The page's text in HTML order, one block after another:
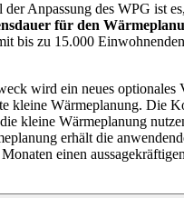
der Anpassung des WPG ist
für den
bis zu 15.000
wird ein neues optionales
kleine Wärmeplanung. Die
kleine Wärmeplanung
erhält die
einen